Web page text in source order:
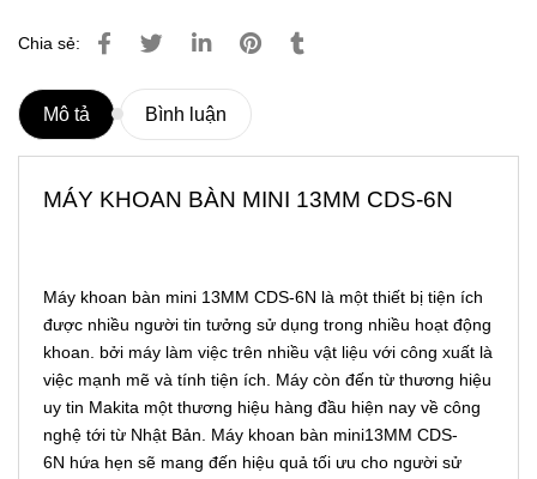
Chia sẻ:
Mô tả Bình luận
MÁY KHOAN BÀN MINI 13MM CDS-6N
Máy khoan bàn mini 13MM CDS-6N là một thiết bị tiện ích
được nhiều người tin tưởng sử dụng trong nhiều hoạt động
khoan. bởi máy làm việc trên nhiều vật liệu với công xuất là
việc mạnh mẽ và tính tiện ích. Máy còn đến từ thương hiệu
uy tin Makita một thương hiệu hàng đầu hiện nay về công
nghệ tới từ Nhật Bản. Máy khoan bàn mini13MM CDS-
6N hứa hẹn sẽ mang đến hiệu quả tối ưu cho người sử